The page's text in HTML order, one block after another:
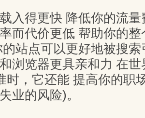
入得更快 降低你的流
而代价更低 帮助你的
站点可以更好地被搜
浏览器更具亲和力 在
时，它还能 提高你的职
业的风险)。